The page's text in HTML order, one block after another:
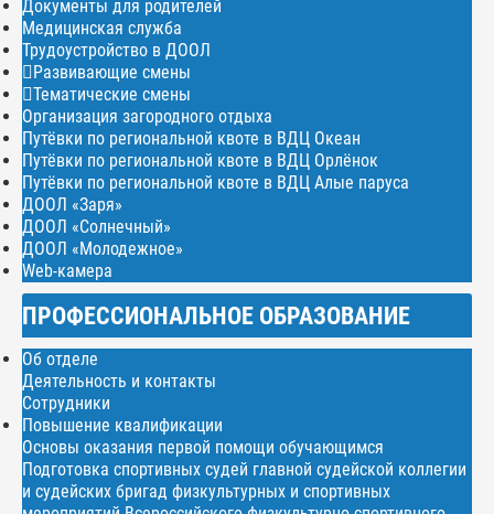
Документы для родителей
Медицинская служба
Трудоустройство в ДООЛ
Развивающие смены
Тематические смены
Организация загородного отдыха
Путёвки по региональной квоте в ВДЦ Океан
Путёвки по региональной квоте в ВДЦ Орлёнок
Путёвки по региональной квоте в ВДЦ Алые паруса
ДООЛ «Заря»
ДООЛ «Солнечный»
ДООЛ «Молодежное»
Web-камера
ПРОФЕССИОНАЛЬНОЕ ОБРАЗОВАНИЕ
Об отделе
Деятельность и контакты
Сотрудники
Повышение квалификации
Основы оказания первой помощи обучающимся
Подготовка спортивных судей главной судейской коллегии
и судейских бригад физкультурных и спортивных